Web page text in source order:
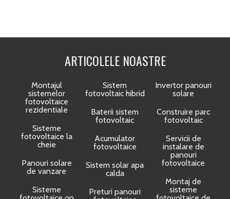
ARTICOLELE NOASTRE
Montajul
sistemelor
fotovoltaice
rezidentiale
Sisteme
fotovoltaice la
cheie
Panouri solare
de vanzare
Sisteme
Sistem
fotovoltaic hibrid
Baterii sistem
fotovoltaic
Acumulator
fotovoltaice
Sistem solar apa
calda
Preturi panouri
Invertor panouri
solare
Construire parc
fotovoltaic
Servicii de
instalare de
panouri
fotovoltaice
Montaj de
sisteme